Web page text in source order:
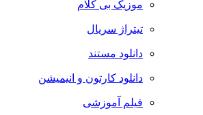
موزیک بی کلام
تیتراژ سریال
دانلود مستند
دانلود کارتون و انیمیشن
فیلم آموزشی